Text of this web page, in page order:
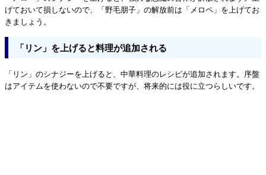
げておいて損しないので、「野毛朋子」の解放前は「メロペ」を上げてお
きましょう。
「リン」を上げると料理が追加される
「リン」のシナジーを上げると、中華料理のレシピが追加されます。序盤
はアイテムを使わないので不要ですが、将来的には役に立つらしいです。